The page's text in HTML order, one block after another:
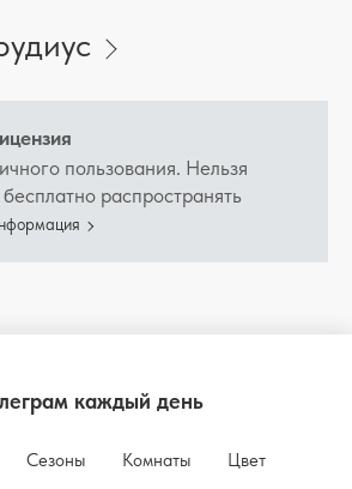
пользования. Нельзя
распространять
каждый день
Сезоны Комнаты
Цвет